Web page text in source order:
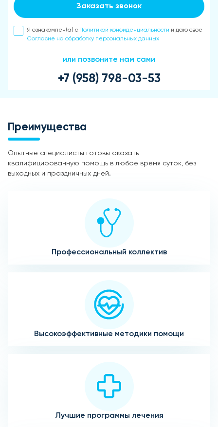
Заказать звонок
Я ознакомлен(а) с Политикой конфиденциальности и даю свое
Согласие на обработку персональных данных
или позвоните нам сами
+7 (958) 798-03-53
Преимущества
Опытные специалисты готовы оказать
квалифицированную помощь в любое время суток, без
выходных и праздничных дней.
Профессиональный коллектив
Высокоэффективные методики помощи
Лучшие программы лечения